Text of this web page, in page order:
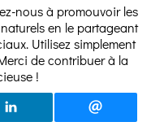
nous à promouvoir les
en le partageant
Utilisez simplement
de contribuer à la
!